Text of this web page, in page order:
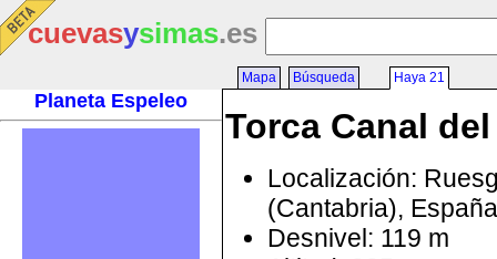
cuevasysimas.es
Planeta Espeleo
Mapa Búsqueda Haya 21
Torca Canal
Localización:
(Cantabria), España
Desnivel: 119 m